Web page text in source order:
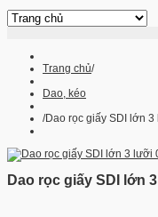
Trang chủ/
Dao, kéo
/Dao rọc giấy SDI lớn 3
Dao rọc giấy SDI lớn